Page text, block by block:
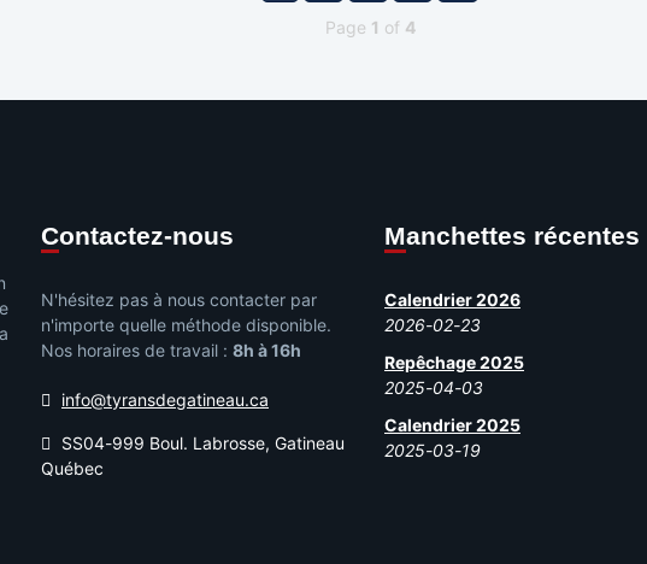
Page 1 of 4
Contactez-nous
N'hésitez pas à nous contacter par
n'importe quelle méthode disponible.
Nos horaires de travail : 8h à 16h
info@tyransdegatineau.ca
SS04-999 Boul. Labrosse, Gatineau
Québec
Manchettes récentes
Calendrier 2026
2026-02-23
Repêchage 2025
2025-04-03
Calendrier 2025
2025-03-19